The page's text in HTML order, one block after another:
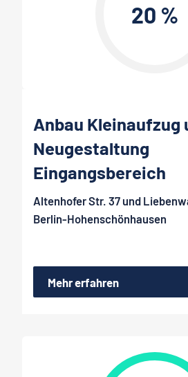
Anbau Kleinaufzug
Neugestaltung
Eingangsbereich
Altenhofer Str. 37 und
Berlin-Hohenschönhausen
Mehr erfahren
20 %